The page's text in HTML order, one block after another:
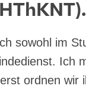
sowohl im
Ich
ord­nen wir